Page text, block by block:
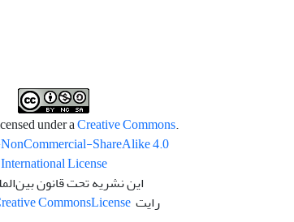
.This work is licensed under a
Creative Commons
ShareAlike 4.0
International License
این نشریه تحت قانون
رایت
CommonsLicense